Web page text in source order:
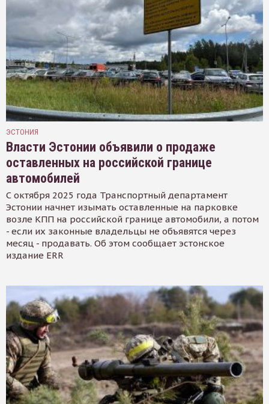
ЭСТОНИЯ
Власти Эстонии объявили о продаже
оставленных на российской границе
автомобилей
С октября 2025 года Транспортный департамент
Эстонии начнет изымать оставленные на парковке
возле КПП на российской границе автомобили, а потом
- если их законные владельцы не объявятся через
месяц - продавать. Об этом сообщает эстонское
издание ERR